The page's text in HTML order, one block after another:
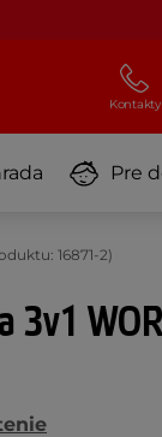
Kontakty
Pre
16871-2)
3v1